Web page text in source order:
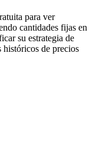
para ver
cantidades fijas en
su estrategia de
de precios